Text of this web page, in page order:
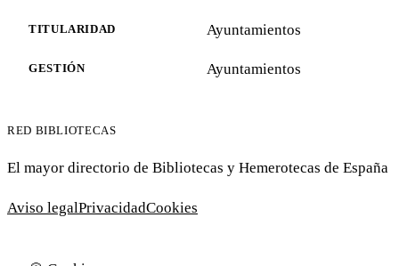
TITULARIDAD Ayuntamientos
GESTIÓN Ayuntamientos
RED BIBLIOTECAS
El mayor directorio de Bibliotecas y Hemerotecas de España
Aviso legalPrivacidadCookies